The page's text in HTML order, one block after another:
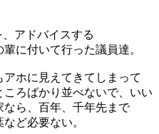
アドバイスする
に付いて行った議員達。
ホに見えてきてしまって
ろばかり並べないで、いい
なら、百年、千年先まで
ど必要ない。